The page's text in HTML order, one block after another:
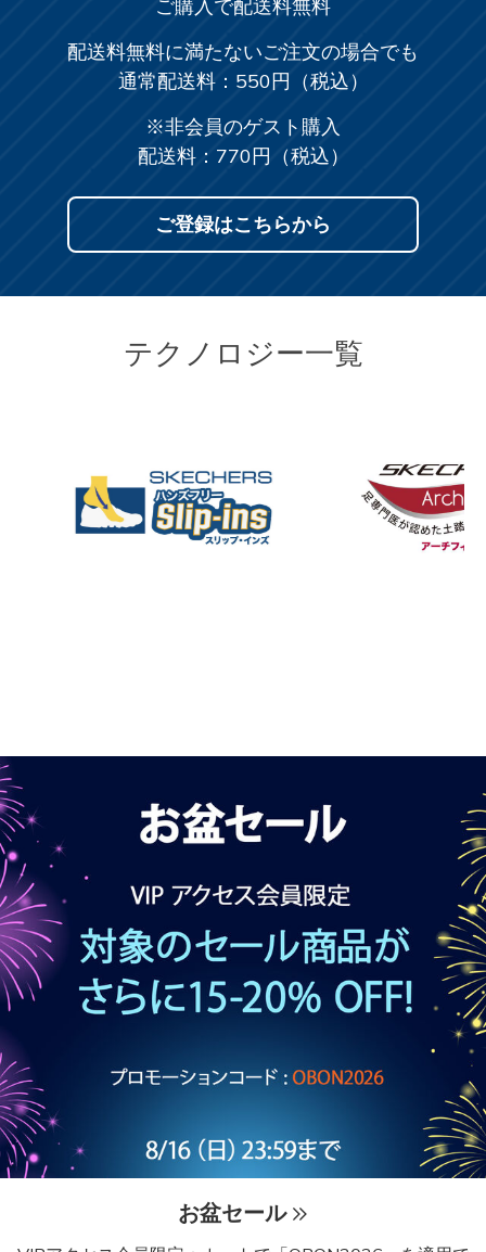
ご購入で配送料無料
配送料無料に満たないご注文の場合でも
通常配送料：550円（税込）
※非会員のゲスト購入
配送料：770円（税込）
ご登録はこちらから
テクノロジー一覧
お盆セール